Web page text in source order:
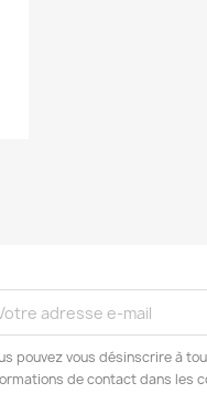
pouvez vous désinscrire à
de contact dans les